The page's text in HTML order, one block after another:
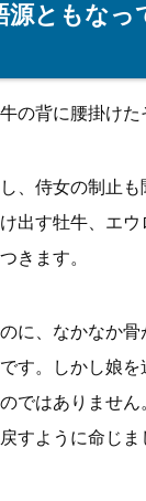
源ともなっ
の背に腰掛けた
、侍女の制止も
出す牡牛、エウ
きます。
に、なかなか骨
す。しかし娘を
ではありません
すように命じま